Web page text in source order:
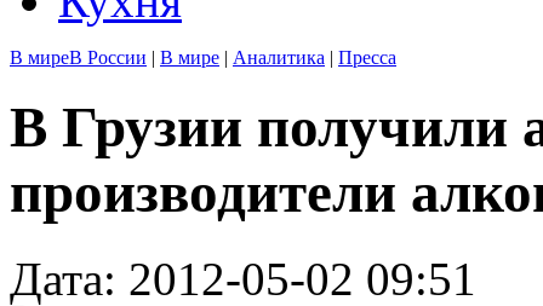
В миреВ России | В мире | Аналитика | Пресса
В Грузии получили
производители
Дата: 2012-05-02 09:51